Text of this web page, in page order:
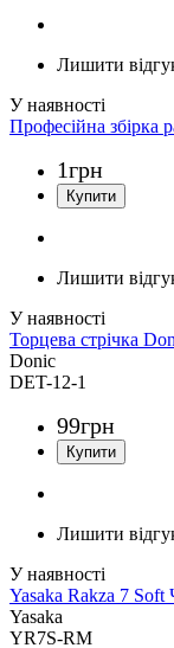
Лишити
Професійна збірка
1грн
Лишити
Торцева стрічка
Donic
DET-12-1
99грн
Лишити
Yasaka Rakza 7 Soft
Yasaka
YR7S-RM